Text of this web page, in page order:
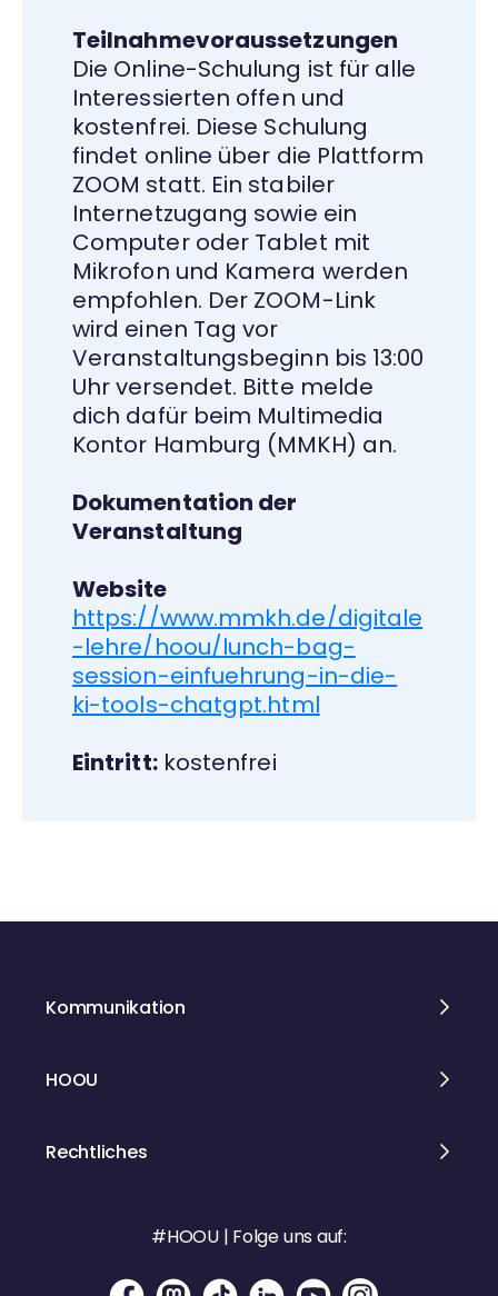
Teilnahmevoraussetzungen
Die Online-Schulung ist für alle
Interessierten offen und
kostenfrei. Diese Schulung
findet online über die Plattform
ZOOM statt. Ein stabiler
Internetzugang sowie ein
Computer oder Tablet mit
Mikrofon und Kamera werden
empfohlen. Der ZOOM-Link
wird einen Tag vor
Veranstaltungsbeginn bis 13:00
Uhr versendet. Bitte melde
dich dafür beim Multimedia
Kontor Hamburg (MMKH) an.
Dokumentation der
Veranstaltung
Website
https://www.mmkh.de/digitale
-lehre/hoou/lunch-bag-
session-einfuehrung-in-die-
ki-tools-chatgpt.html
Eintritt: kostenfrei
Kommunikation
HOOU
Rechtliches
#HOOU | Folge uns auf: